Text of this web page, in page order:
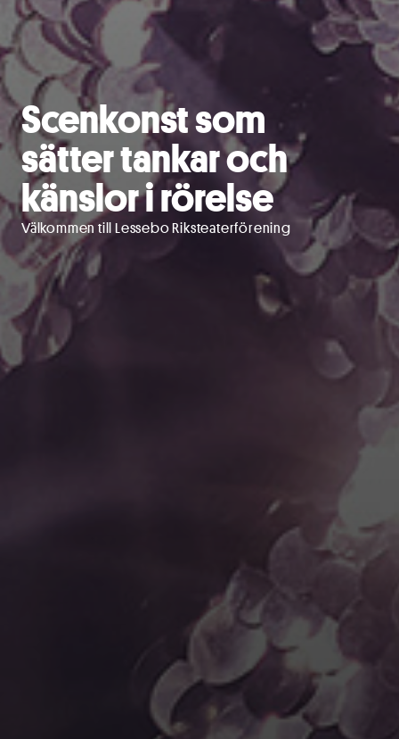
Scenkonst som
sätter tankar och
känslor i rörelse
Välkommen till Lessebo Riksteaterförening